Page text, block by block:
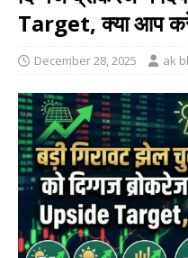
Target, क्या आप
December 28, 2025 ak